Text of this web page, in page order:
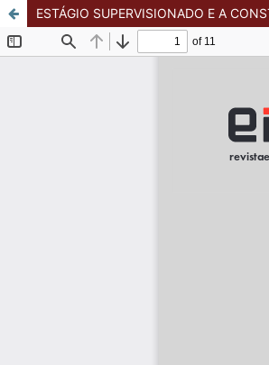
ESTÁGIO SUPERVISIONADO E A